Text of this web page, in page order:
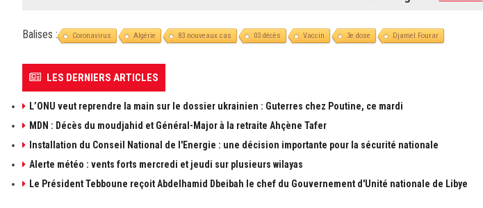
Balises : Coronavirus Algérie 83 nouveaux cas 03 décès Vaccin 3e dose Djamel Fourar
LES DERNIERS ARTICLES
L’ONU veut reprendre la main sur le dossier ukrainien : Guterres chez Poutine, ce mardi
MDN : Décès du moudjahid et Général-Major à la retraite Ahçène Tafer
Installation du Conseil National de l'Energie : une décision importante pour la sécurité nationale
Alerte météo : vents forts mercredi et jeudi sur plusieurs wilayas
Le Président Tebboune reçoit Abdelhamid Dbeibah le chef du Gouvernement d'Unité nationale de Libye